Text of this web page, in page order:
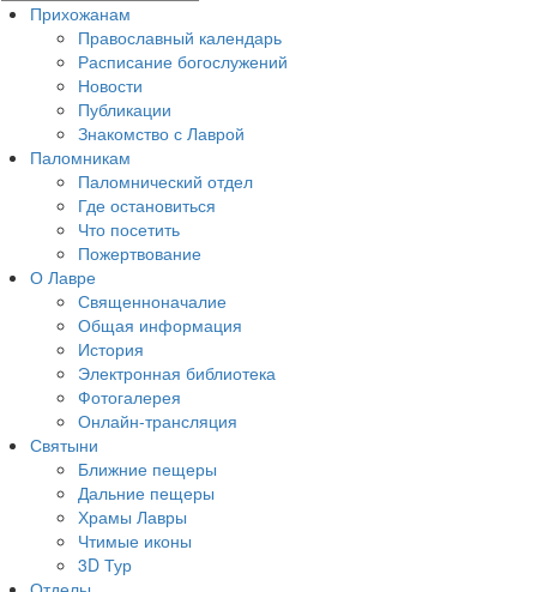
Прихожанам
Православный календарь
Расписание богослужений
Новости
Публикации
Знакомство с Лаврой
Паломникам
Паломнический отдел
Где остановиться
Что посетить
Пожертвование
О Лавре
Священноначалие
Общая информация
История
Электронная библиотека
Фотогалерея
Онлайн-трансляция
Святыни
Ближние пещеры
Дальние пещеры
Храмы Лавры
Чтимые иконы
3D Тур